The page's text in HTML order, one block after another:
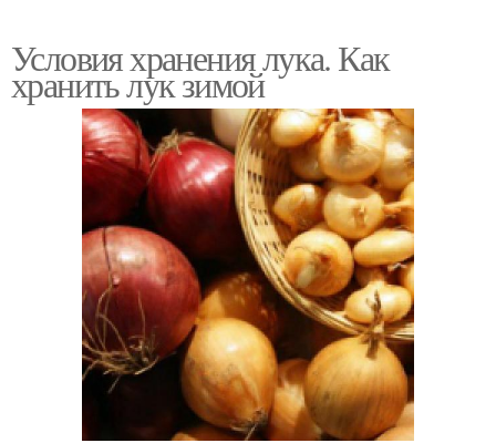
Условия хранения лука. Как
хранить лук зимой